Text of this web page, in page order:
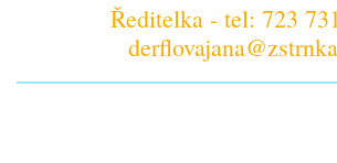
Ředitelka - tel: 723